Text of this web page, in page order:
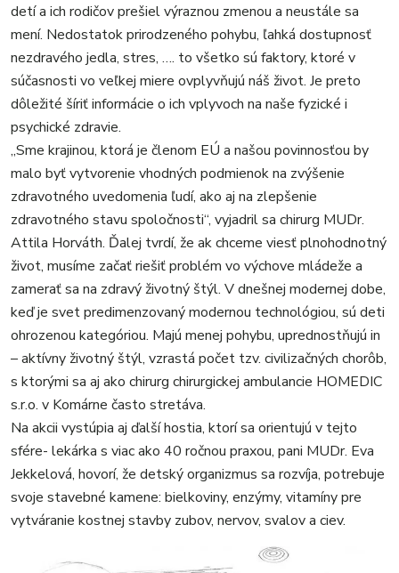
detí a ich rodičov prešiel výraznou zmenou a neustále sa
mení. Nedostatok prirodzeného pohybu, ľahká dostupnosť
nezdravého jedla, stres, …. to všetko sú faktory, ktoré v
súčasnosti vo veľkej miere ovplyvňujú náš život. Je preto
dôležité šíriť informácie o ich vplyvoch na naše fyzické i
psychické zdravie.
„Sme krajinou, ktorá je členom EÚ a našou povinnosťou by
malo byť vytvorenie vhodných podmienok na zvýšenie
zdravotného uvedomenia ľudí, ako aj na zlepšenie
zdravotného stavu spoločnosti“, vyjadril sa chirurg MUDr.
Attila Horváth. Ďalej tvrdí, že ak chceme viesť plnohodnotný
život, musíme začať riešiť problém vo výchove mládeže a
zamerať sa na zdravý životný štýl. V dnešnej modernej dobe,
keď je svet predimenzovaný modernou technológiou, sú deti
ohrozenou kategóriou. Majú menej pohybu, uprednostňujú in
– aktívny životný štýl, vzrastá počet tzv. civilizačných chorôb,
s ktorými sa aj ako chirurg chirurgickej ambulancie HOMEDIC
s.r.o. v Komárne často stretáva.
Na akcii vystúpia aj ďalší hostia, ktorí sa orientujú v tejto
sfére- lekárka s viac ako 40 ročnou praxou, pani MUDr. Eva
Jekkelová, hovorí, že detský organizmus sa rozvíja, potrebuje
svoje stavebné kamene: bielkoviny, enzýmy, vitamíny pre
vytváranie kostnej stavby zubov, nervov, svalov a ciev.